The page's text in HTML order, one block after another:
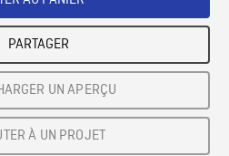
PARTAGER
UN APERÇU
À UN PROJET